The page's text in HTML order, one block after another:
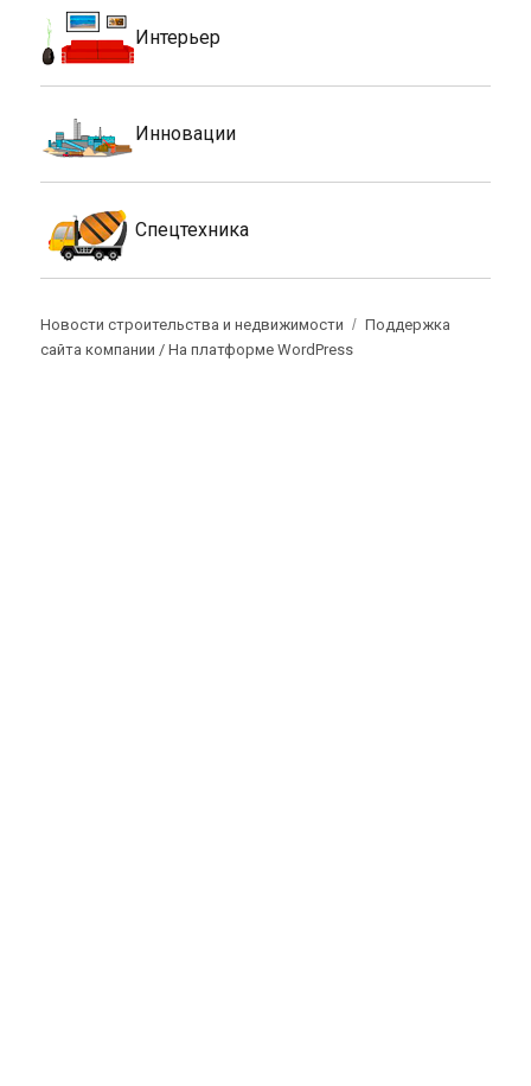
Интерьер
Инновации
Спецтехника
Новости строительства и недвижимости
Поддержка
сайта компании /На платформе WordPress